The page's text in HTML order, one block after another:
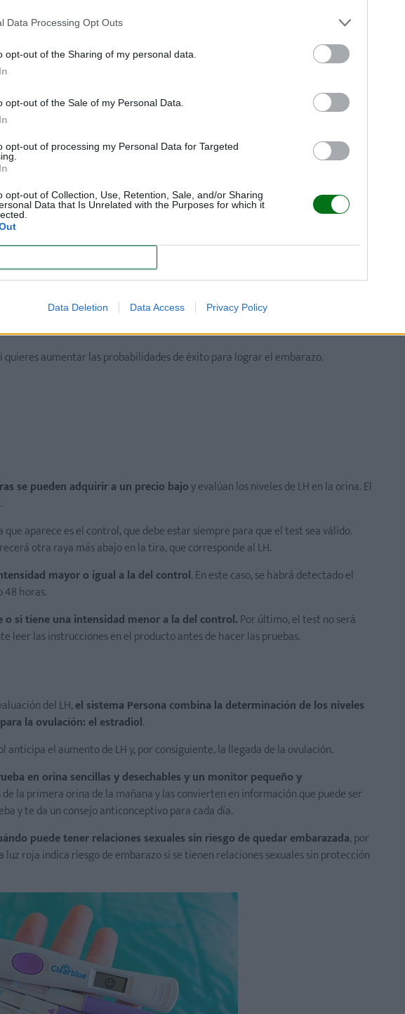
Data Processing Opt Outs
opt-out of the Sharing of my personal data.
opt-out of the Sale of my Personal Data.
opt-out of processing my Personal Data for Targeted
opt-out of Collection, Use, Retention, Sale, and/or Sharing
Data that Is Unrelated with the Purposes for which it
Data Deletion Data Access Privacy Policy
más alto de la hormona LH (hormona luteinizante)
. Esta
esta manera, al calcular que te acercas a los días de ovulación,
identificar el mejor momento para tener
ese mes.
hora.Lo puedes hacer en cualquier momento del día, pero siempre a la
que hayas permanecido unas horas sin orinar antes de la
pico más alto de la hormona LH, debes mantener relaciones sexuales el
quieres aumentar las probabilidades de éxito para lograr el embarazo.
se pueden adquirir a un precio bajoy evalúan los niveles de LH en la orina. El
aparece es el control, que debe estar siempre para que el test sea válido.
otra raya más abajo en la tira, que corresponde al LH.
mayor o igual a la del control. En este caso, se habrá detectado el
48 horas.
o si tiene una intensidad menor a la del control.Por último, el test no será
leer las instrucciones en el producto antes de hacer las pruebas.
del LH,el sistema Persona combina la determinación de los niveles
la ovulación: el estradiol.
anticipa el aumento de LH y, por consiguiente, la llegada de la ovulación.
en orina sencillas y desechables y un monitor pequeño y
la primera orina de la mañana y las convierten en información que puede ser
y te da un consejo anticonceptivo para cada día.
puede tener relaciones sexuales sin riesgo de quedar embarazada, por
roja indica riesgo de embarazo si se tienen relaciones sexuales sin protección